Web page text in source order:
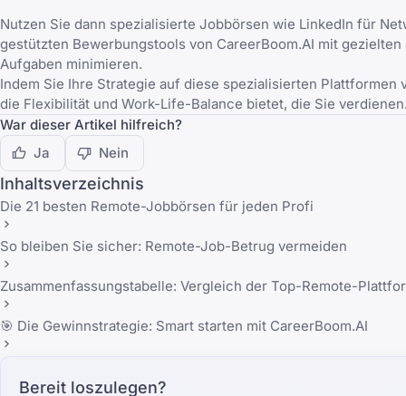
Nutzen Sie dann spezialisierte Jobbörsen wie LinkedIn für
gestützten Bewerbungstools von CareerBoom.AI mit
Aufgaben minimieren.
Indem Sie Ihre Strategie auf diese spezialisierten
die Flexibilität und Work-Life-Balance bietet, die Sie
War dieser Artikel hilfreich?
Ja
Nein
Inhaltsverzeichnis
Die 21 besten Remote-Jobbörsen für jeden Profi
So bleiben Sie sicher: Remote-Job-Betrug vermeiden
Zusammenfassungstabelle: Vergleich der Top-Remote-
🎯 Die Gewinnstrategie: Smart starten mit CareerBoom.AI
Bereit loszulegen?